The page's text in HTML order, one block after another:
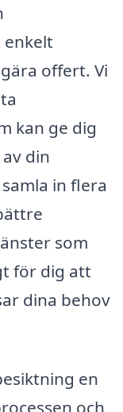
offert. Vi
kan ge dig
din
in flera
som
för dig att
dina behov
en
och